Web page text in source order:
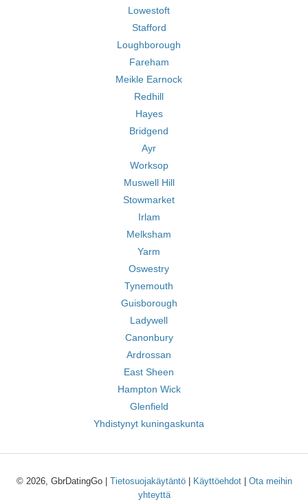
Lowestoft
Stafford
Loughborough
Fareham
Meikle Earnock
Redhill
Hayes
Bridgend
Ayr
Worksop
Muswell Hill
Stowmarket
Irlam
Melksham
Yarm
Oswestry
Tynemouth
Guisborough
Ladywell
Canonbury
Ardrossan
East Sheen
Hampton Wick
Glenfield
Yhdistynyt kuningaskunta
© 2026, GbrDatingGo | Tietosuojakäytäntö| Käyttöehdot| Ota meihin
yhteyttä